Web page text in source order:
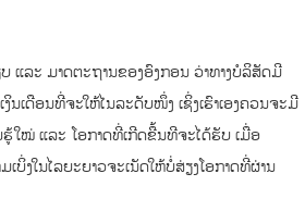
ບ ແລະ ມາດຕະຖານຂອງອົງກອນ ວ່າທາງບໍລິສັດມີ
ນເດືອນທີ່ຈະໃຫ້ໄນລະດັບໜຶ່ງ ເຊິ່ງເຮົາເອງຄວນຈະມີ
ໃໝ່ ແລະ ໂອກາດທີ່ເກີດຂື້ນທີຈະໄດ້ຮັບ ເມື່ອ
ບິ່ງໃນໄລຍະຍາວຈະເນັດໃຫ້ບໍ່ສ່ຽງໂອກາດທີ່ຜ່ານ